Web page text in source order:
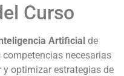
Curso
Artificial de
competencias necesarias
y optimizar estrategias de